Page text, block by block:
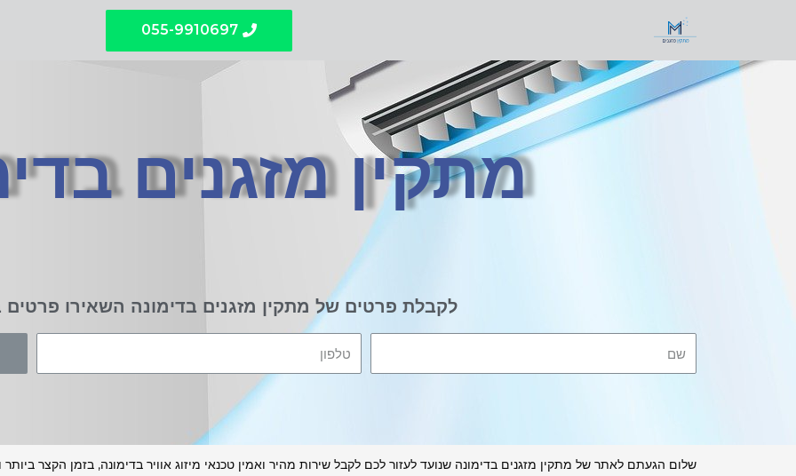
055-9910697
מתקין מזגנים
לקבלת פרטים של מתקין מזגנים בדימונה השאירו
שלום הגעתם לאתר של מתקין מזגנים בדימונה שנועד לעזור לכם לקבל שירות מהיר ואמין טכנאי מיזוג אוויר בדימונה, בזמן הקצר